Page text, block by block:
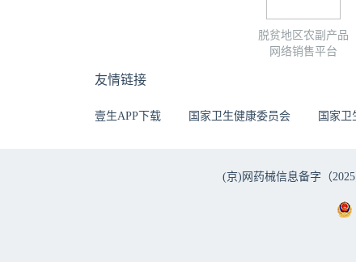
脱贫地区农副产品
网络销售平台
友情链接
壹生APP下载 国家卫生健康委员会 国家
(京)网药械信息备字（2025